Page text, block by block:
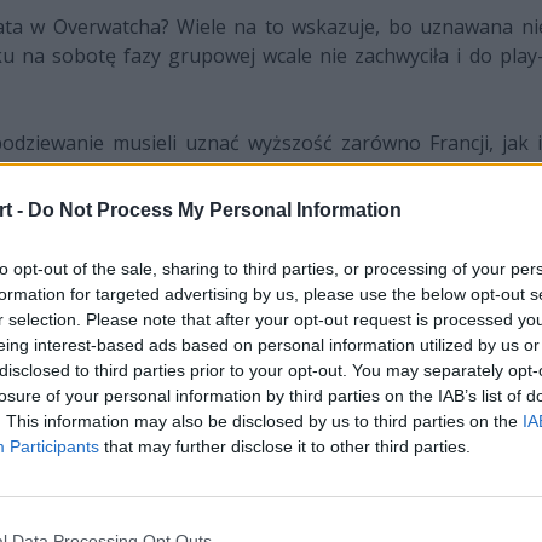
- Do Not Process My Personal Information
opt-out of the sale, sharing to third parties, or processing of your
for targeted advertising by us, please use the below opt-out
selection. Please note that after your opt-out request is processed
interest-based ads based on personal information utilized by us
to third parties prior to your opt-out. You may separately
of your personal information by third parties on the IAB’s list of
This information may also be disclosed by us to third parties on the
Participants that may further disclose it to other third parties.
w Overwatcha? Wiele na to wskazuje, bo uznawana
na sobotę fazy grupowej wcale nie zachwyciła i do
musieli uznać wyższość zarówno Francji, jak
wobec tego oczekiwać, że Korea po raz czwarty w
wyrasta natomiast USA, które nie przegrało ani
zadowolić się drugim miejscem i teraz w obliczu
zawiodły natomiast Kanada oraz Wielka
i czwartej pozycji, tym razem nie zdobyły nawet
W P # Drużyna